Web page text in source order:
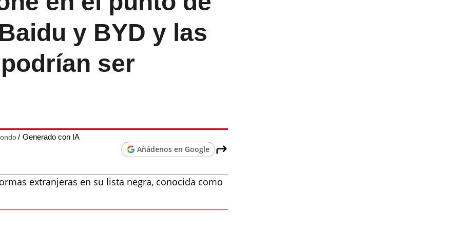
y BYD y las
ser
Generado con IA
Añádenos en Google
extranjeras en su lista negra, conocida como